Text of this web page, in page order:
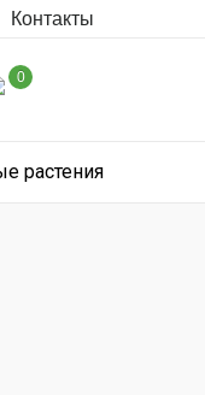
Контакты
0
растения